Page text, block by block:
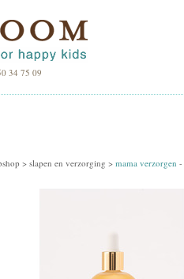
34 75 09
>slapen en verzorging > mama verzorgen -